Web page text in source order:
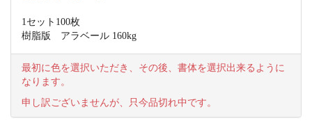
1セット100枚
樹脂版 アラベール 160kg
最初に色を選択いただき、その後、書体を選択出来るように
なります。
申し訳ございませんが、只今品切れ中です。